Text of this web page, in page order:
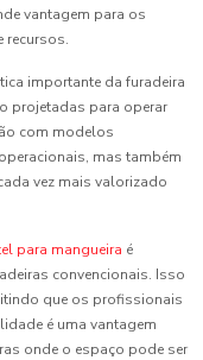
vantagem para os
recursos.
importante da furadeira
projetadas para operar
com modelos
mas também
vez mais valorizado
para mangueira é
convencionais. Isso
que os profissionais
é uma vantagem
onde o espaço pode ser